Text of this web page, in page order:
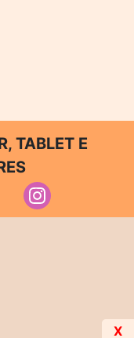
TABLET E
X